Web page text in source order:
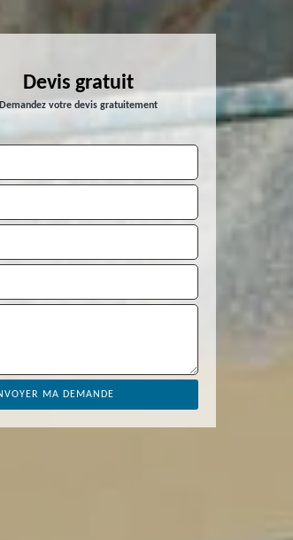
Devis gratuit
Demandez votre devis gratuitement